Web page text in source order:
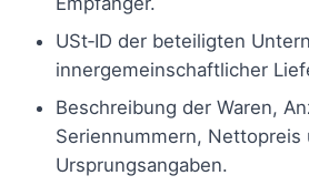
USt‑ID der beteiligten
innergemeinschaftlicher
Beschreibung der Waren,
Seriennummern, Nettopreis
Ursprungsangaben.